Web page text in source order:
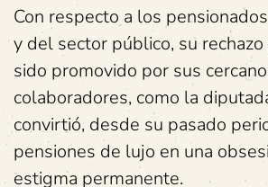
Con respecto a los
y del sector público, su
sido promovido por sus
colaboradores, como la
convirtió, desde su pasado
pensiones de lujo en una
estigma permanente.